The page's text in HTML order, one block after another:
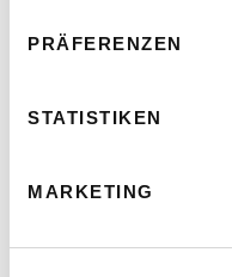
PRÄFERENZEN
STATISTIKEN
MARKETING
Um die Vorstellung
Internetverbindunge
Software Zoom
notwendig:anmeldung@